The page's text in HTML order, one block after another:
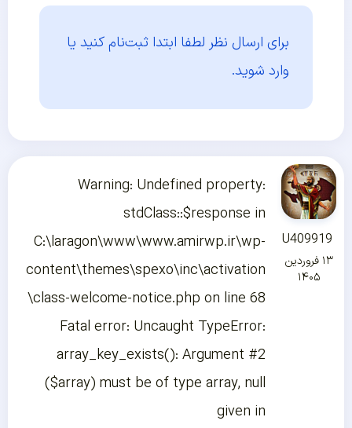
برای ارسال نظر لطفا ابتدا ثبت‌نام کنید یا
وارد شوید.
U409919
۱۳ فروردین
۱۴۰۵
Warning: Undefined property:
stdClass::$response in
C:\laragon\www\www.amirwp.ir\wp-
content\themes\spexo\inc\activation
\class-welcome-notice.php on line 68
Fatal error: Uncaught TypeError:
array_key_exists(): Argument #2
($array) must be of type array, null
given in